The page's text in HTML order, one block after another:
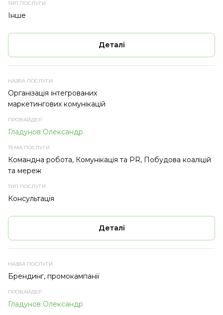
Інше
Деталі
Організація інтегрованих
маркетингових комунікацій
Гладунов Олександр
Командна робота, Комунікація та PR, Побудова коаліцій
та мереж
Консультація
Деталі
Брендинг, промокампанії
Гладунов Олександр